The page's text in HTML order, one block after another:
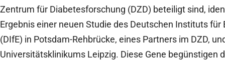
Zentrum für Diabetesforschung (DZD) beteiligt sind,
Ergebnis einer neuen Studie des Deutschen Instituts für
(DIfE) in Potsdam-Rehbrücke, eines Partners im DZD,
Universitätsklinikums Leipzig. Diese Gene begünstigen